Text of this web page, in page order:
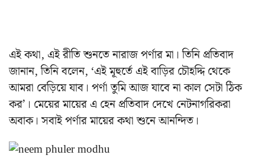
এই কথা, এই রীতি শুনতে নারাজ পর্ণার মা। তিনি প্রতিবাদ
জানান, তিনি বলেন, ‘এই মূহুর্তে এই বাড়ির চৌহদ্দি থেকে
আমরা বেড়িয়ে যাব। পর্ণা তুমি আজ যাবে না কাল সেটা ঠিক
কর’। মেয়ের মায়ের এ হেন প্রতিবাদ দেখে নেটনাগরিকরা
অবাক। সবাই পর্ণার মায়ের কথা শুনে আনন্দিত।